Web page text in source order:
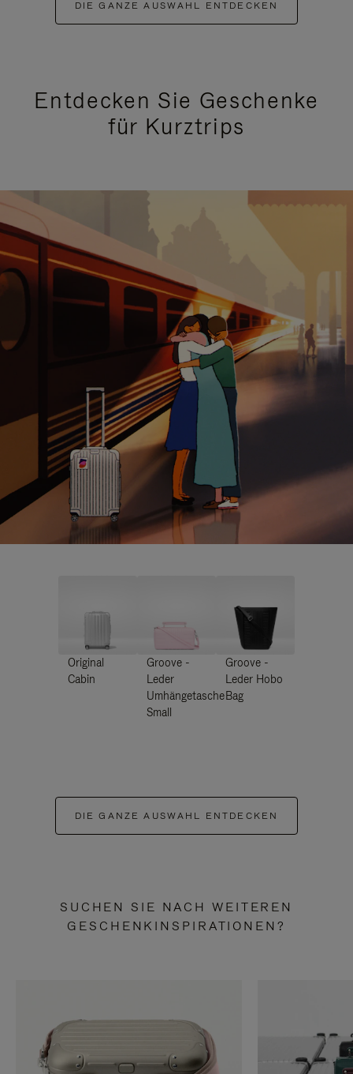
DIE GANZE AUSWAHL ENTDECKEN
Entdecken Sie Geschenke
für Kurztrips
Original
Cabin
Groove -
Leder
Umhängetasche
Small
Groove -
Leder Hobo
Bag
DIE GANZE AUSWAHL ENTDECKEN
SUCHEN SIE NACH WEITEREN
GESCHENKINSPIRATIONEN?